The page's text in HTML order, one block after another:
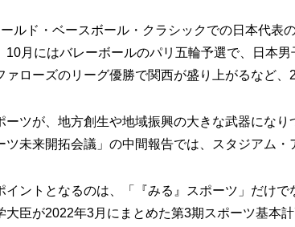
ルド・ベースボール・クラシックでの日本代表
10月にはバレーボールのパリ五輪予選で、日本
ァローズのリーグ優勝で関西が盛り上がるなど
ーツが、地方創生や地域振興の大きな武器にな
ツ未来開拓会議」の中間報告では、スタジアム・
イントとなるのは、「『みる』スポーツ」だけ
大臣が2022年3月にまとめた第3期スポーツ基本